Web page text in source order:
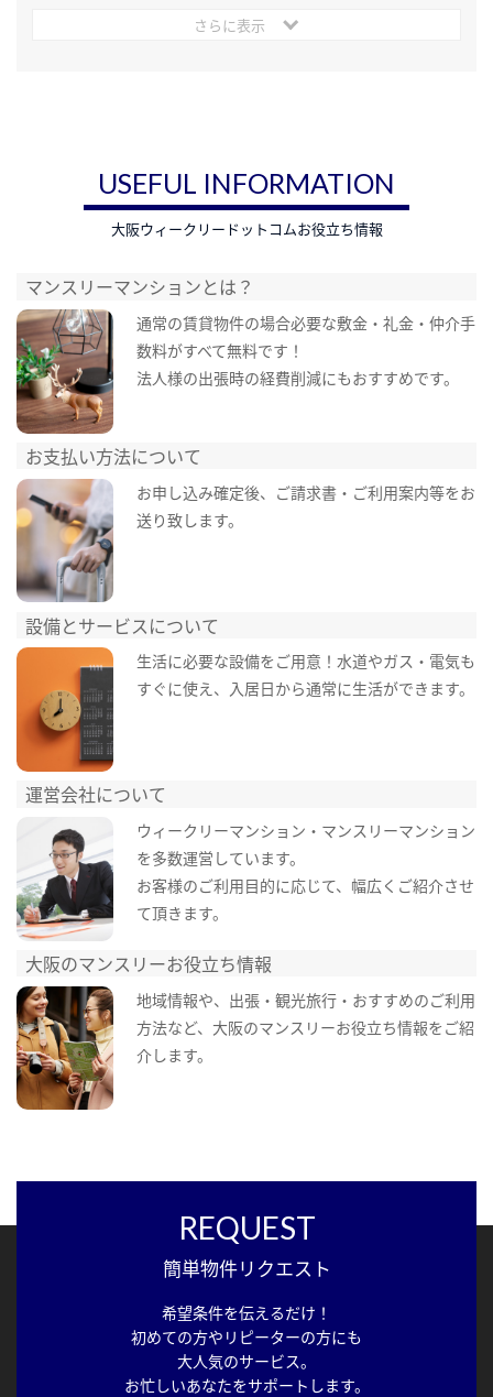
さらに表示
USEFUL INFORMATION
大阪ウィークリードットコムお役立ち情報
マンスリーマンションとは？
通常の賃貸物件の場合必要な敷金・礼金・仲介手
数料がすべて無料です！
法人様の出張時の経費削減にもおすすめです。
お支払い方法について
お申し込み確定後、ご請求書・ご利用案内等をお
送り致します。
設備とサービスについて
生活に必要な設備をご用意！水道やガス・電気も
すぐに使え、入居日から通常に生活ができます。
運営会社について
ウィークリーマンション・マンスリーマンション
を多数運営しています。
お客様のご利用目的に応じて、幅広くご紹介させ
て頂きます。
大阪のマンスリーお役立ち情報
地域情報や、出張・観光旅行・おすすめのご利用
方法など、大阪のマンスリーお役立ち情報をご紹
介します。
REQUEST
簡単物件リクエスト
希望条件を伝えるだけ！
初めての方やリピーターの方にも
大人気のサービス。
お忙しいあなたをサポートします。